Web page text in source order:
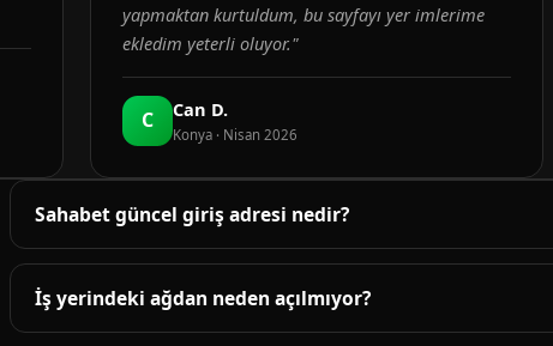
yapmaktan kurtuldum, bu sayfayı yer imlerime
ekledim yeterli oluyor."
C Can D.
Konya · Nisan 2026
Sahabet güncel giriş adresi nedir?
Güncel adres bu sayfanın üst bölümündeki bağlantıda
denetlenir; adres değiştiğinde sayfa yenilenir.
İş yerindeki ağdan neden açılmıyor?